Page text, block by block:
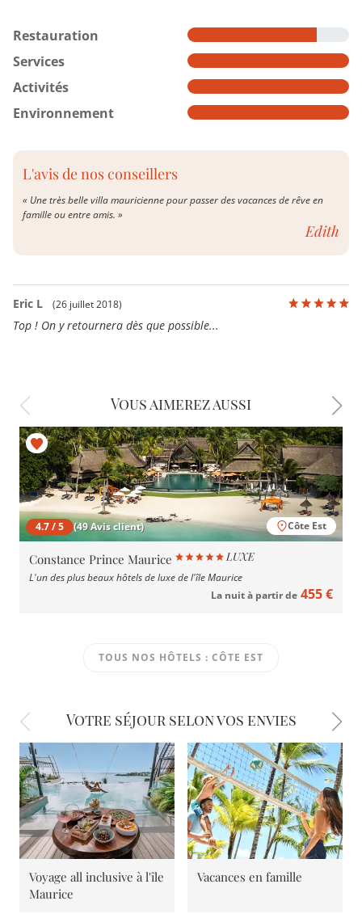
Restauration
Services
Activités
Environnement
L'avis de nos conseillers
« Une très belle villa mauricienne pour passer des vacances de rêve en
famille ou entre amis. »
Edith
Eric L (26 juillet 2018)
Top ! On y retournera dès que possible...
Vous aimerez aussi
4.7 / 5 (49 Avis client) Côte Est
Constance Prince Maurice
L'un des plus beaux hôtels de luxe de l'île Maurice
La nuit à partir de 455 €
TOUS NOS HÔTELS : CÔTE EST
Votre séjour selon vos envies
Voyage all inclusive à l'île
Maurice
Vacances en famille